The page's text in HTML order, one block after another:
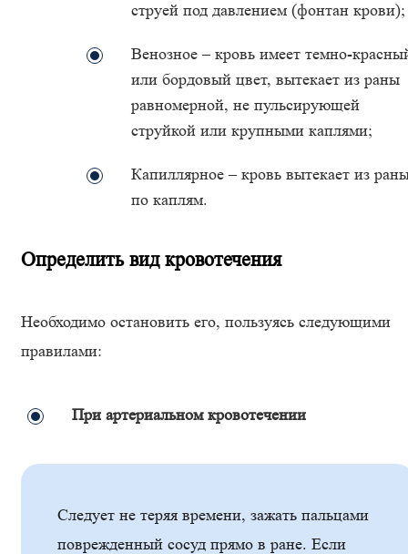
струей под давлением (фонтан крови);
Венозное – кровь имеет темно-
или бордовый цвет, вытекает из раны
равномерной, не пульсирующей
струйкой или крупными каплями;
Капиллярное – кровь вытекает из
по каплям.
Определить вид кровотечения
Необходимо остановить его, пользуясь следующими
правилами:
При артериальном кровотечении
Следует не теряя времени, зажать пальцами
поврежденный сосуд прямо в ране. Если